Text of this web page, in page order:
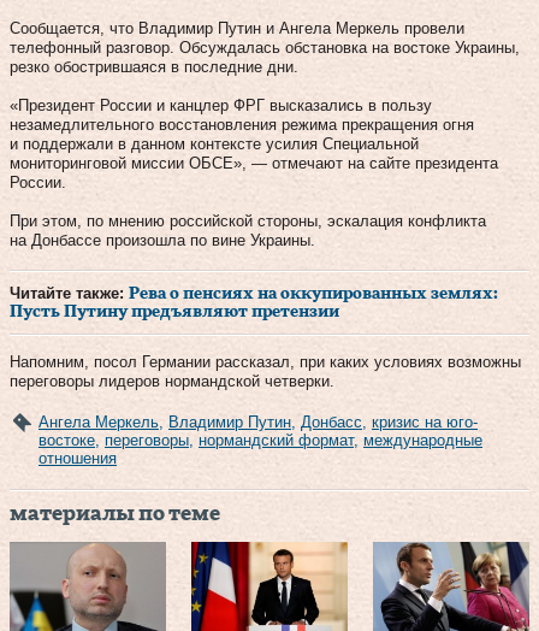
Сообщается, что Владимир Путин и Ангела Меркель провели
телефонный разговор. Обсуждалась обстановка на востоке Украины,
резко обострившаяся в последние дни.
«Президент России и канцлер ФРГ высказались в пользу
незамедлительного восстановления режима прекращения огня
и поддержали в данном контексте усилия Специальной
мониторинговой миссии ОБСЕ», — отмечают на сайте президента
России.
При этом, по мнению российской стороны, эскалация конфликта
на Донбассе произошла по вине Украины.
Читайте также: Рева о пенсиях на оккупированных землях:
Пусть Путину предъявляют претензии
Напомним, посол Германии рассказал, при каких условиях возможны
переговоры лидеров нормандской четверки.
Ангела Меркель Владимир Путин Донбасс кризис на юго-
востоке переговоры нормандский формат, международные
отношения
материалы по теме